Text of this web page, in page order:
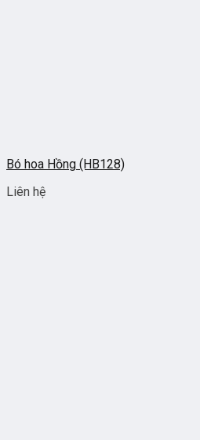
Bó hoa Hồng (HB128)
Liên hệ